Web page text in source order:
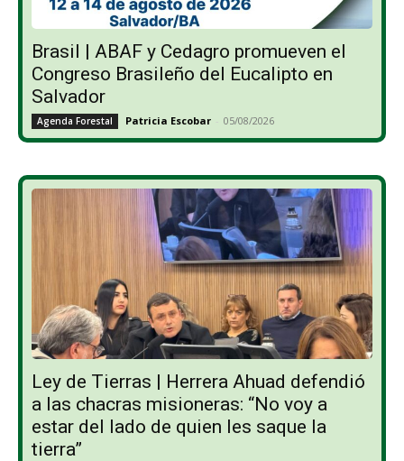
Brasil | ABAF y Cedagro promueven el
Congreso Brasileño del Eucalipto en
Salvador
Agenda Forestal Patricia Escobar - 05/08/2026
Ley de Tierras | Herrera Ahuad defendió
a las chacras misioneras: “No voy a
estar del lado de quien les saque la
tierra”